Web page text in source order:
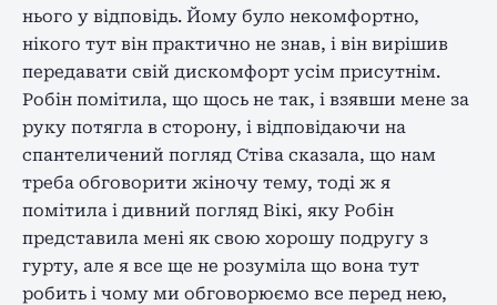
нього у відповідь. Йому було некомфортно,
нікого тут він практично не знав, і він вирішив
передавати свій дискомфорт усім присутнім.
Робін помітила, що щось не так, і взявши мене за
руку потягла в сторону, і відповідаючи на
спантеличений погляд Стіва сказала, що нам
треба обговорити жіночу тему, тоді ж я
помітила і дивний погляд Вікі, яку Робін
представила мені як свою хорошу подругу з
гурту, але я все ще не розуміла що вона тут
робить і чому ми обговорюємо все перед нею,